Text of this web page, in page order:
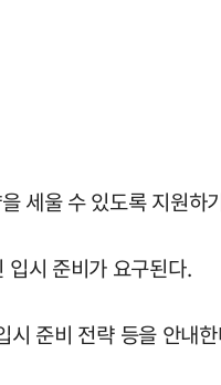
세울 수 있도록 지원하
시 준비가 요구된다.
준비 전략 등을 안내